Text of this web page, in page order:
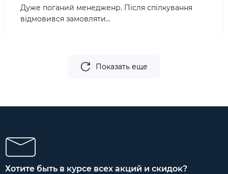
Дуже поганий менедженр. Після спілкування
відмовився замовляти...
Показать еще
Хотите быть в курсе всех акций и скидок?